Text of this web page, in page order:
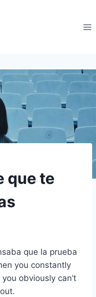
que te
que la prueba
you constantly
obviously can’t